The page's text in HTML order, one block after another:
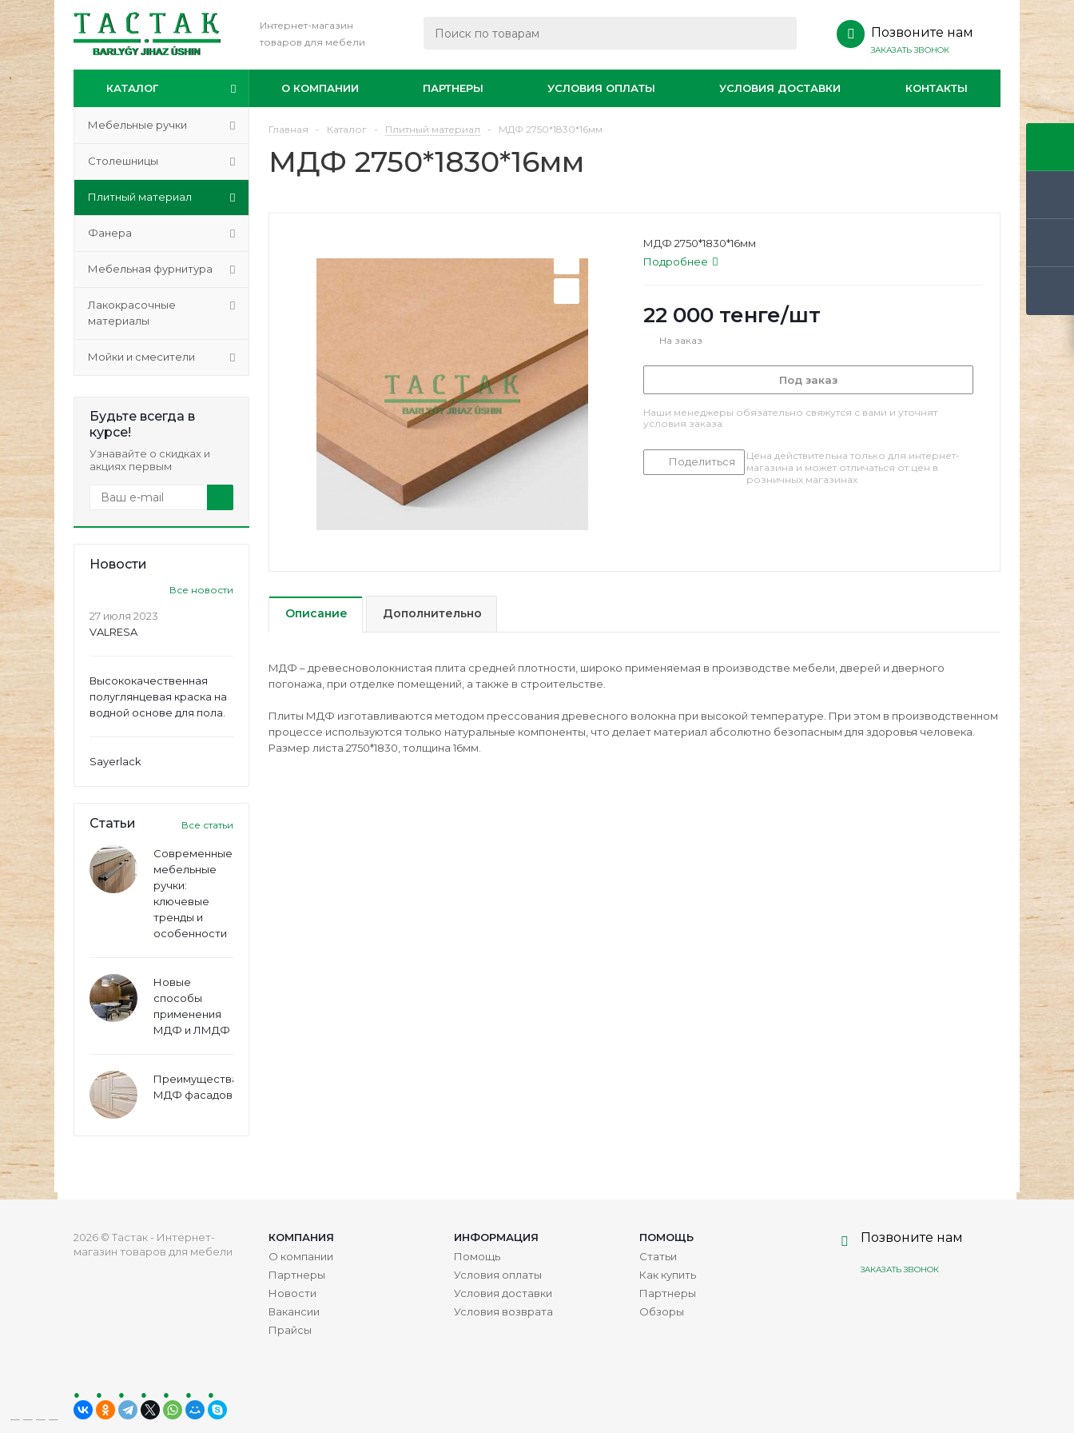
Интернет-магазин
товаров для мебели
Позвоните нам
ЗАКАЗАТЬ ЗВОНОК
КАТАЛОГ О КОМПАНИИ ПАРТНЕРЫ УСЛОВИЯ ОПЛАТЫ УСЛОВИЯ ДОСТАВКИ КОНТАКТЫ
Мебельные ручки
Столешницы
Плитный материал
Фанера
Мебельная фурнитура
Лакокрасочные
материалы
Мойки и смесители
Будьте всегда в
курсе!
Узнавайте о скидках и
акциях первым
Новости
Все новости
27 июля 2023
VALRESA
Высококачественная
полуглянцевая краска на
водной основе для пола.
Sayerlack
Статьи Все статьи
Современные
мебельные
ручки:
ключевые
тренды и
особенности
Новые
способы
применения
МДФ и ЛМДФ
Преимущества
МДФ фасадов
Главная - Каталог - Плитный материал - МДФ 2750*1830*16мм
МДФ 2750*1830*16мм
МДФ 2750*1830*16мм
Подробнее
22 000 тенге/шт
На заказ
Под заказ
Наши менеджеры обязательно свяжутся с вами и уточнят
условия заказа
Поделиться
Цена действительна только для интернет-
магазина и может отличаться от цен в
розничных магазинах
Описание Дополнительно
МДФ – древесноволокнистая плита средней плотности, широко применяемая в производстве мебели, дверей и дверного
погонажа, при отделке помещений, а также в строительстве.
Плиты МДФ изготавливаются методом прессования древесного волокна при высокой температуре. При этом в производственном
процессе используются только натуральные компоненты, что делает материал абсолютно безопасным для здоровья человека.
Размер листа 2750*1830, толщина 16мм.
2026 © Тастак - Интернет-
магазин товаров для мебели
КОМПАНИЯ ИНФОРМАЦИЯ
ПОМОЩЬ
О компании
Партнеры
Новости
Вакансии
Прайсы
Помощь
Условия оплаты
Условия доставки
Условия возврата
Статьи
Как купить
Партнеры
Обзоры
Позвоните нам
ЗАКАЗАТЬ ЗВОНОК